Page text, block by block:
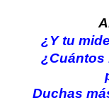
¿Y tu
¿Cuántos
Duchas